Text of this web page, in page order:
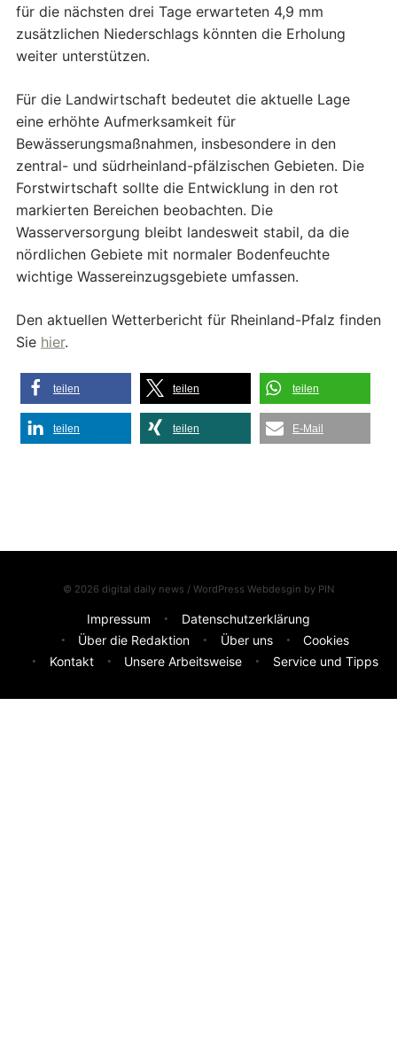
für die nächsten drei Tage erwarteten 4,9 mm
zusätzlichen Niederschlags könnten die Erholung
weiter unterstützen.
Für die Landwirtschaft bedeutet die aktuelle Lage
eine erhöhte Aufmerksamkeit für
Bewässerungsmaßnahmen, insbesondere in den
zentral- und südrheinland-pfälzischen Gebieten. Die
Forstwirtschaft sollte die Entwicklung in den rot
markierten Bereichen beobachten. Die
Wasserversorgung bleibt landesweit stabil, da die
nördlichen Gebiete mit normaler Bodenfeuchte
wichtige Wassereinzugsgebiete umfassen.
Den aktuellen Wetterbericht für Rheinland-Pfalz finden
Sie hier.
teilen teilen teilen
teilen teilen E-Mail
© 2026 digital daily news / WordPress Webdesgin by PIN
Impressum
Datenschutzerklärung
Über die Redaktion
Über uns
Cookies
Kontakt
Unsere Arbeitsweise Service und Tipps